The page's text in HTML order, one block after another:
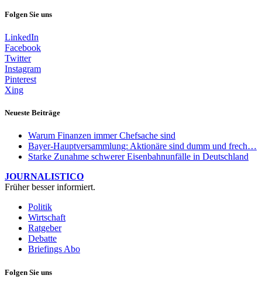
Folgen Sie uns
LinkedIn
Facebook
Twitter
Instagram
Pinterest
Xing
Neueste Beiträge
Warum Finanzen immer Chefsache sind
Bayer-Hauptversammlung: Aktionäre sind dumm und frech…
Starke Zunahme schwerer Eisenbahnunfälle in Deutschland
JOURNALISTICO
Früher besser informiert.
Politik
Wirtschaft
Ratgeber
Debatte
Briefings Abo
Folgen Sie uns